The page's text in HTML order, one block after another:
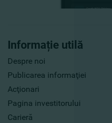
Informație utilă
Despre noi
Publicarea informaţiei
Acţionari
Pagina investitorului
Carieră